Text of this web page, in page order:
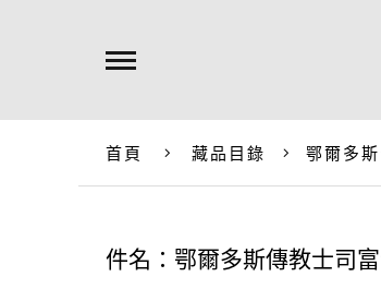
首頁 藏品目錄 鄂爾多
件名：鄂爾多斯傳教士司